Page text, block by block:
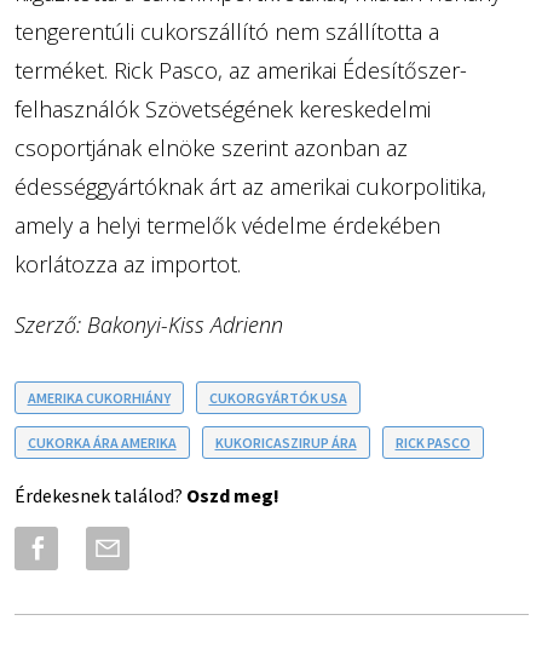
tengerentúli cukorszállító nem szállította a
terméket. Rick Pasco, az amerikai Édesítőszer-
felhasználók Szövetségének kereskedelmi
csoportjának elnöke szerint azonban az
édességgyártóknak árt az amerikai cukorpolitika,
amely a helyi termelők védelme érdekében
korlátozza az importot.
Szerző: Bakonyi-Kiss Adrienn
AMERIKA CUKORHIÁNY CUKORGYÁRTÓK USA
CUKORKA ÁRA AMERIKA KUKORICASZIRUP ÁRA RICK PASCO
Érdekesnek találod? Oszd meg!